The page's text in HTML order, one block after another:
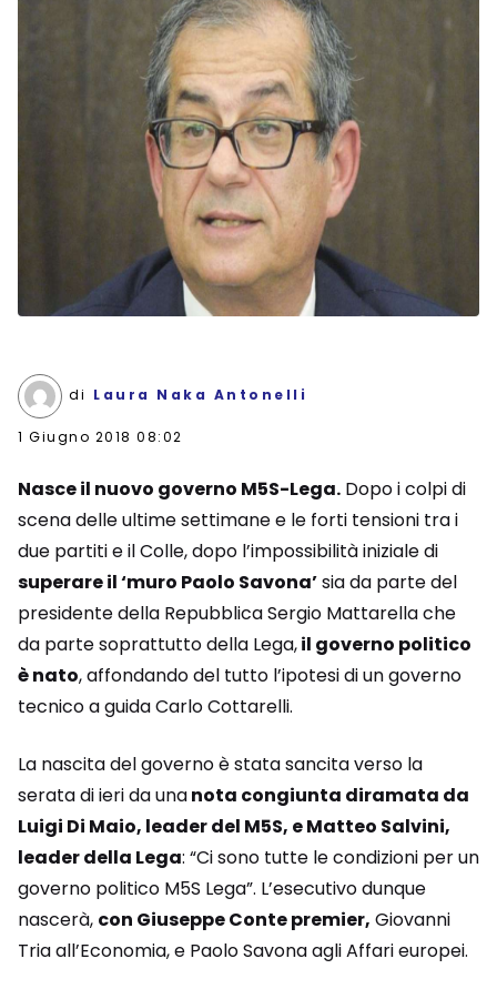
di Laura Naka Antonelli
1 Giugno 2018 08:02
Nasce il nuovo governo M5S-Lega. Dopo i colpi di
scena delle ultime settimane e le forti tensioni tra i
due partiti e il Colle, dopo l’impossibilità iniziale di
superare il ‘muro Paolo Savona’sia da parte del
presidente della Repubblica Sergio Mattarella che
da parte soprattutto della Lega,il governo politico
è nato, affondando del tutto l’ipotesi di un governo
tecnico a guida Carlo Cottarelli.
La nascita del governo è stata sancita verso la
serata di ieri da unanota congiunta diramata da
Luigi Di Maio, leader del M5S, e Matteo Salvini,
leader della Lega: “Ci sono tutte le condizioni per un
governo politico M5S Lega”. L’esecutivo dunque
nascerà, con Giuseppe Conte premier, Giovanni
Tria all’Economia, e Paolo Savona agli Affari europei.